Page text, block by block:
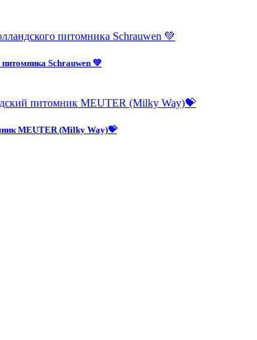
Schrauwen 💚
MEUTER (Milky Way)💝